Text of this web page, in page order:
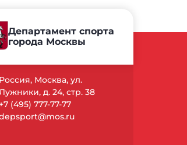
Департамент спорта
города Москвы
Россия, Москва, ул.
д. 24, стр. 38
+7 (495) 777-77-77